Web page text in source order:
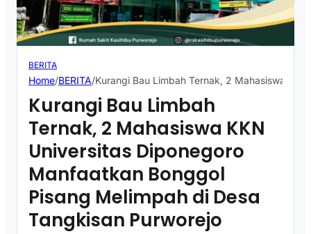
BERITA
Home/BERITA/Kurangi Bau Limbah Ternak, 2 Mahasiswa
Kurangi Bau Limbah
Ternak, 2 Mahasiswa KKN
Universitas Diponegoro
Manfaatkan Bonggol
Pisang Melimpah di Desa
Tangkisan Purworejo